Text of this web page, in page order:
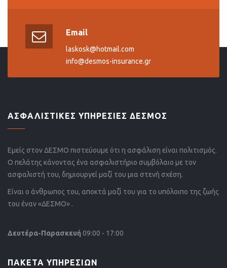
Email
laskosk@hotmail.com
info@desmos-insurance.gr
ΑΣΦΑΛΙΣΤΙΚΕΣ ΥΠΗΡΕΣΙΕΣ ΔΕΣΜΟΣ
Εμείς στον ΔΕΣΜΟ πιστεύουμε ότι η ασφάλιση είναι πολιτισμός.
Ο πελάτης κάνοντας ένα ασφαλιστήριο συμβόλαιο με τον
ασφαλιστή του, δημιουργεί μαζί του μια στενή σχέση.
Είναι ο άνθρωπος του, αποκτά μαζί του για το υπόλοιπο της ζωής
του έναν «ΔΕΣΜΟ» .
Δευτέρα-Παρασκευή 09:00 - 17:00
ΠΑΚΕΤΑ ΥΠΗΡΕΣΙΩΝ